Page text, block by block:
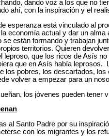
dando voz a los que no
ahí, con la inspiración y el
está vinculado al
economía actual y dar un
se están formando y trabajan
territorios. Quieren
leproso, que los ricos de Asís
que en Asís había
los pobres, los descartados,
volver a empezar para un
los jóvenes pueden tener
Padre por su inspiración
con los migrantes y los